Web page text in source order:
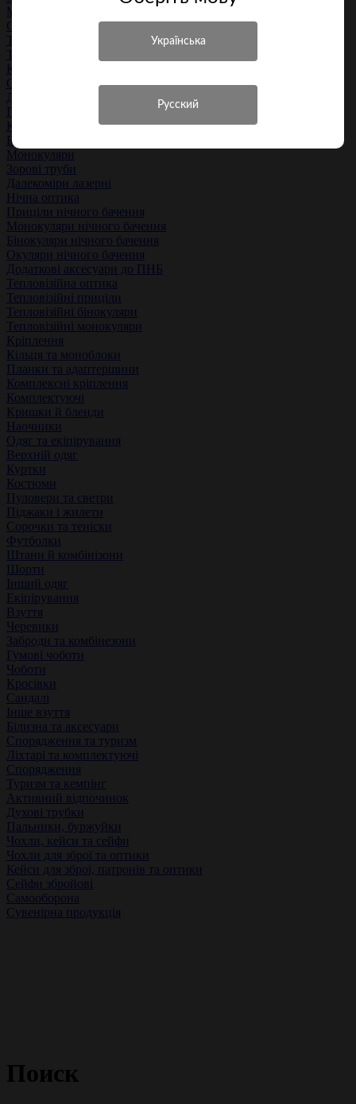
Мачете
Сокири
Тренувальна зброя
Точильні пристосування
Кухонні ножі
Оптика і комплектуючі
Приціли
Коліматори
Біноклі
Монокуляри
Зорові труби
Далекоміри лазерні
Нічна оптика
Приціли нічного бачення
Монокуляри нічного бачення
Бінокуляри нічного бачення
Окуляри нічного бачення
Додаткові аксесуари до ПНБ
Тепловізійна оптика
Тепловізійні приціли
Тепловізійні бінокуляри
Тепловізійні монокуляри
Кріплення
Кільця та моноблоки
Планки та адаптершини
Комплексні кріплення
Комплектуючі
Кришки й бленди
Наочники
Одяг та екіпірування
Верхній одяг
Куртки
Костюми
Пуловери та светри
Піджаки і жилети
Сорочки та теніски
Футболки
Штани й комбінізони
Шорти
Інший одяг
Екіпірування
Взуття
Черевики
Заброди та комбінезони
Гумові чоботи
Чоботи
Кросівки
Сандалі
Інше взуття
Білизна та аксесуари
Спорядження та туризм
Ліхтарі та комплектуючі
Спорядження
Туризм та кемпінг
Активний відпочинок
Духові трубки
Пальники, буржуйки
Чохли, кейси та сейфи
Чохли для зброї та оптики
Кейси для зброї, патронів та оптики
Сейфи збройові
Самооборона
Сувенірна продукція
Поиск